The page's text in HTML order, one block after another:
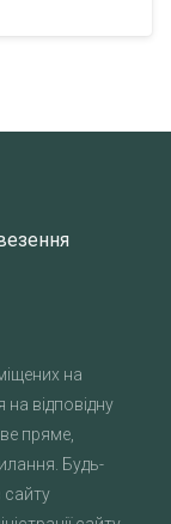
на
відповідну
пряме,
Будь-
сайту